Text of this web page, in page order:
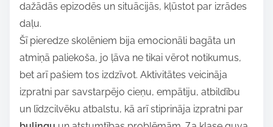
dažādās epizodēs un situācijās, kļūstot par izrādes
daļu.
Šī pieredze skolēniem bija emocionāli bagāta un
atmiņā paliekoša, jo ļāva ne tikai vērot notikumus,
bet arī pašiem tos izdzīvot. Aktivitātes veicināja
izpratni par savstarpējo cieņu, empātiju, atbildību
un līdzcilvēku atbalstu, kā arī stiprināja izpratni par